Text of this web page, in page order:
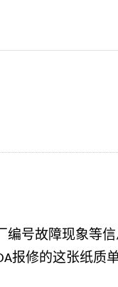
号故障现象等信
报修的这张纸质